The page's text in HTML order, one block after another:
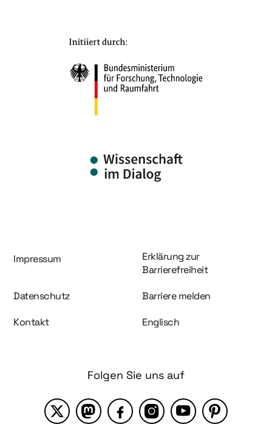
Information und Service
Impressum
Erklärung zur
Barrierefreiheit
Datenschutz Barriere melden
Kontakt Englisch
Folgen Sie uns auf